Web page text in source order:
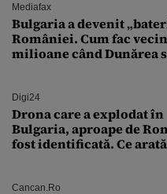
Mediafax
Bulgaria a devenit
României. Cum fac
milioane când Dunărea
Digi24
Drona care a explodat în
Bulgaria, aproape de
fost identificată. Ce
Cancan.ro